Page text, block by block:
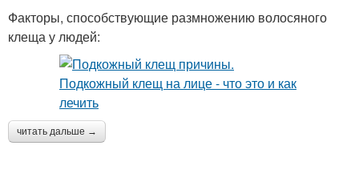
Факторы, способствующие размножению волосяного
клеща у людей:
читать дальше →